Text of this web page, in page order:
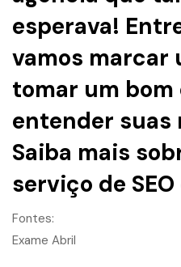
esperava!
vamos marcar
tomar um bom
entender suas
Saiba mais
serviço de
Fontes:
Exame Abril